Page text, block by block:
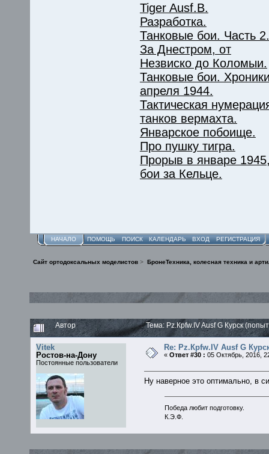
Tiger Ausf.B.
Разработка.
Танковые бои. Часть 2.
За Днестром, от
Незвиско до Коломыи.
Танковые бои.
апреля 1944.
Тактическая
танков вермахта.
Январское побоище.
Про пушку тигра.
Прорыв в январе
бои за Кельце.
НАЧАЛО ПОМОЩЬ ПОИСК КАЛЕНДАРЬ ВХОД РЕГИСТРАЦИЯ
Сайт ортодоксальных моделистов > БронеТехника, колесная техника и
Автор Тема: Pz.Кpfw.IV Ausf G Курск
Vitek
Ростов-на-Дону
Постоянные пользователи
Re: Pz.Кpfw.IV Ausf G
« Ответ #30 : 05 Октябрь, 2016,
Ну наверное это оптимально, в
Победа любит подготовку.
К.Э.Ф.